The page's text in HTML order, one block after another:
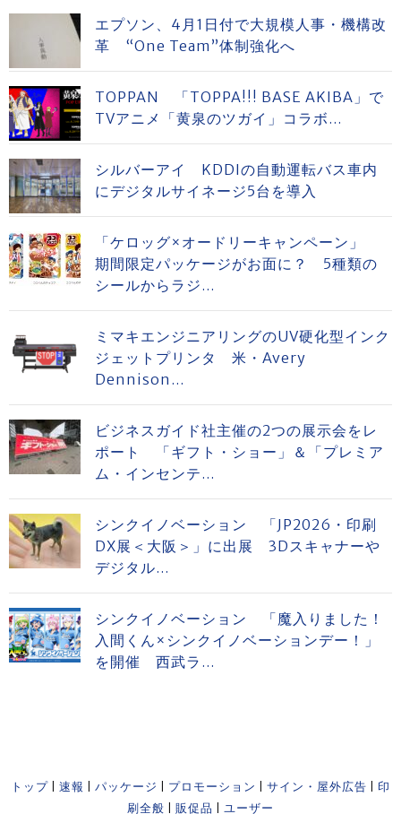
エプソン、4月1日付で大規模人事・機構改
革 “One Team”体制強化へ
TOPPAN 「TOPPA!!! BASE AKIBA」で
TVアニメ「黄泉のツガイ」コラボ...
シルバーアイ KDDIの自動運転バス車内
にデジタルサイネージ5台を導入
「ケロッグ×オードリーキャンペーン」
期間限定パッケージがお面に？ 5種類の
シールからラジ...
ミマキエンジニアリングのUV硬化型インク
ジェットプリンタ 米・Avery
Dennison...
ビジネスガイド社主催の2つの展示会をレ
ポート 「ギフト・ショー」＆「プレミア
ム・インセンテ...
シンクイノベーション 「JP2026・印刷
DX展＜大阪＞」に出展 3Dスキャナーや
デジタル...
シンクイノベーション 「魔入りました！
入間くん×シンクイノベーションデー！」
を開催 西武ラ...
トップ 速報 パッケージ プロモーション サイン・屋外広告
印
刷全般
販促品 ユーザー